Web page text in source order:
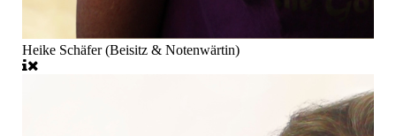
Heike Schäfer (Beisitz & Notenwärtin)